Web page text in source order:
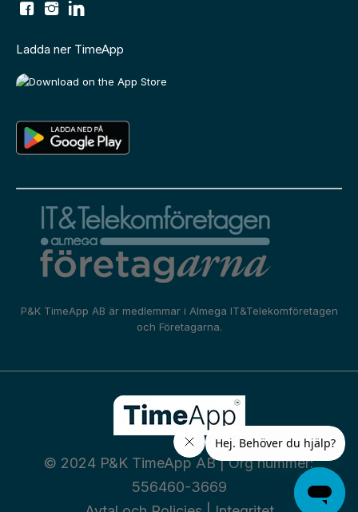
Ladda ner TimeApp
P&K TimeApp AB är medlemmar i Almega IT&Telekomföretagen
och Företagarna.
© 2024 P&K TimeApp AB | Org nummer:
556460-3669